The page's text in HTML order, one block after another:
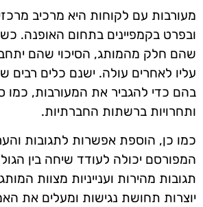
מעורבות עם לקוחות היא מרכיב מרכזי
ובפרט בקמפיינים בתחום האופנה.
שהם חלק מהמותג, הסיכוי שהם
עליו לאחרים עולה. ישנם כלים
בהם כדי להגביר את המעורבות, כמו
ותחרויות ברשתות החברתיות.
כמו כן, הוספת אפשרות לתגובות
המפורסם יכולה לעודד שיחה בין
תגובות מהירות וענייניות מצוות
יוצרות תחושת נגישות ומעלים את